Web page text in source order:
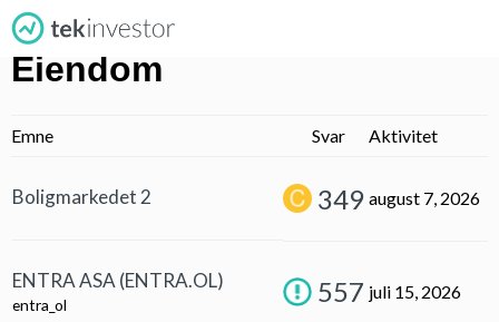
Eiendom
Emne Svar Aktivitet
Boligmarkedet 2 349 august 7, 2026
ENTRA ASA (ENTRA.OL)
entra_ol 557 juli 15, 2026